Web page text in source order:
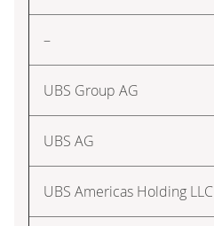
–
UBS Group AG
UBS AG
UBS Americas Holding LLC